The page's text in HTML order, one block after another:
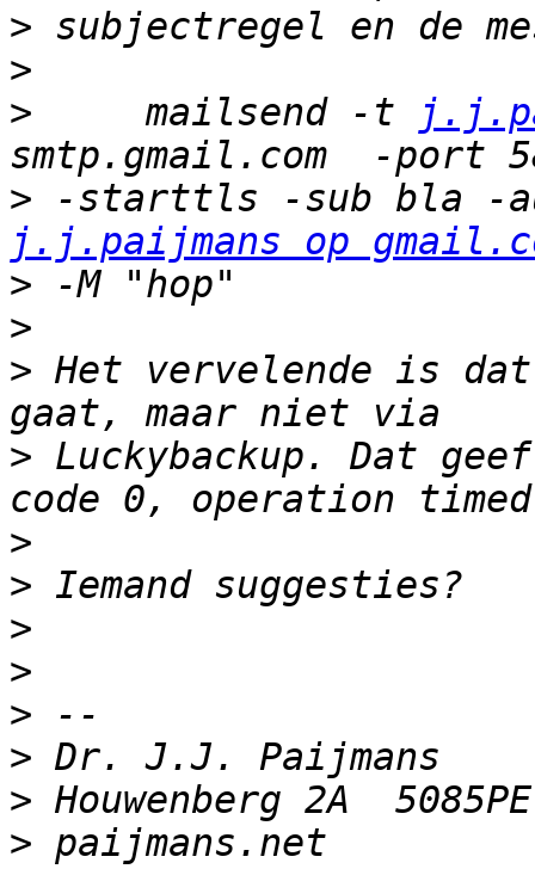
>
>
>
     mailsend -t
>
j.j.paijmans op
>
>
> Het vervelende is
> Luckybackup. Dat
>
>
>
>
>
>
>
>